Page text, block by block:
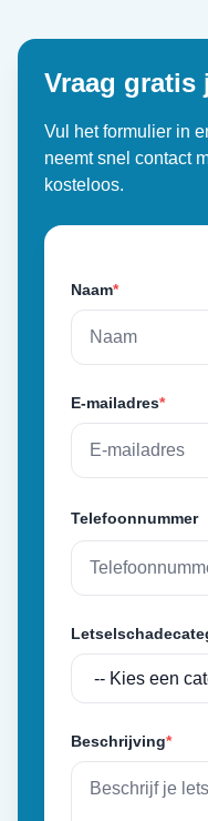
Vraag
Vul het formulier in
neemt snel contact
kosteloos.
Naam*
E-mailadres*
Telefoonnummer
Beschrijving*